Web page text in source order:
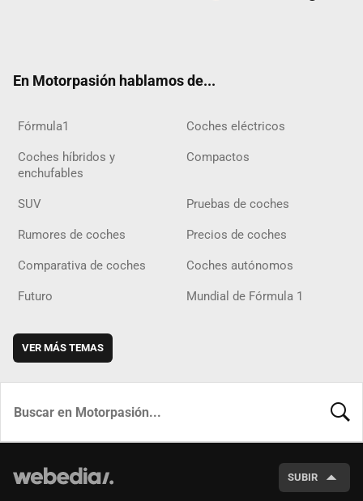
En Motorpasión hablamos de...
Fórmula1 Coches eléctricos
Coches híbridos y
enchufables
Compactos
SUV Pruebas de coches
Rumores de coches Precios de coches
Comparativa de coches Coches autónomos
Futuro Mundial de Fórmula 1
VER MÁS TEMAS
SUBIR